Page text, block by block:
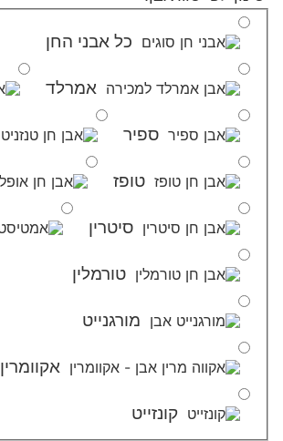
כל אבני החן
אמרלד
ספיר
טופז
סיטרין
טורמלין
מורגנייט
אקוומרין
קונזייט